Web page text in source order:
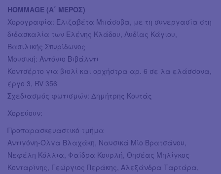
HOMMAGE (Α΄ ΜΕΡΟΣ)
Χορογραφία: Ελιζαβέτα Μπάσοβα, με τη συνεργασία στη
διδασκαλία των Ελένης Κλάδου, Λυδίας Κάγιου,
Βασιλικής Σπυρίδωνος
Μουσική: Αντόνιο Βιβάλντι
Κοντσέρτο για βιολί και ορχήστρα αρ. 6 σε λα ελάσσονα,
έργο 3, RV 356
Σχεδιασμός φωτισμών: Δημήτρης Κουτάς
Χορεύουν:
Προπαρασκευαστικό τμήμα
Αντιγόνη-Όλγα Βλαχάκη, Ναυσικά Μίο Βρατσάνου,
Νεφέλη Κόλλια, Φαίδρα Κουρλή, Θησέας Μηλίγκος-
Κονταρίνης, Γεώργιος Περάκης, Αλεξάνδρα Ταρτάρα,